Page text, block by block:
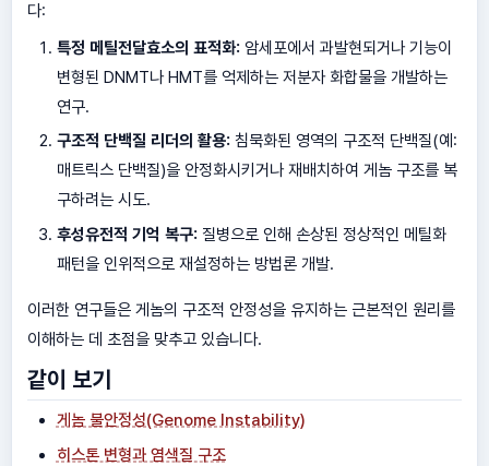
다:
특정 메틸전달효소의 표적화:암세포에서 과발현되거나 기능이
변형된 DNMT나 HMT를 억제하는 저분자 화합물을 개발하는
연구.
구조적 단백질 리더의 활용:침묵화된 영역의 구조적 단백질(예:
매트릭스 단백질)을 안정화시키거나 재배치하여 게놈 구조를 복
구하려는 시도.
후성유전적 기억 복구:질병으로 인해 손상된 정상적인 메틸화
패턴을 인위적으로 재설정하는 방법론 개발.
이러한 연구들은 게놈의 구조적 안정성을 유지하는 근본적인 원리를
이해하는 데 초점을 맞추고 있습니다.
같이 보기
게놈 불안정성(Genome Instability)
히스톤 변형과 염색질 구조